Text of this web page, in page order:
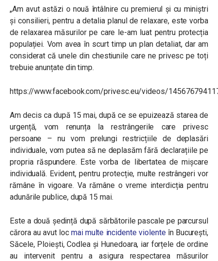
„Am avut astăzi o nouă întâlnire cu premierul și cu miniștri
și consilieri, pentru a detalia planul de relaxare, este vorba
de relaxarea măsurilor pe care le-am luat pentru protecția
populației. Vom avea în scurt timp un plan detaliat, dar am
considerat că unele din chestiunile care ne privesc pe toți
trebuie anunțate din timp.
https://www.facebook.com/privesc.eu/videos/
Am decis ca după 15 mai, după ce se epuizează starea de
urgență, vom renunța la restrângerile care privesc
persoane – nu vom prelungi restricțiile de deplasări
individuale, vom putea să ne deplasăm fără declarațiile pe
propria răspundere. Este vorba de libertatea de mișcare
individuală. Evident, pentru protecție, multe restrângeri vor
rămâne în vigoare. Va rămâne o vreme interdicția pentru
adunările publice, după 15 mai.
Este a două ședință după sărbătorile pascale pe parcursul
cărora au avut loc mai multe incidente violente în București,
Săcele, Ploiești, Codlea și Hunedoara, iar forțele de ordine
au intervenit pentru a asigura respectarea măsurilor